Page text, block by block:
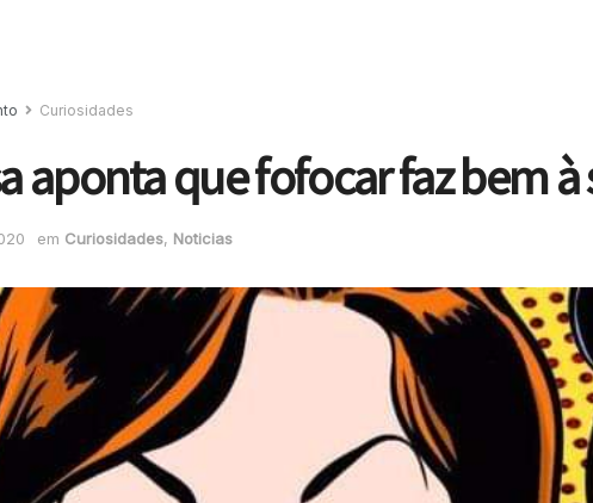
Curiosidades
aponta que fofocar faz bem
em Curiosidades, Noticias